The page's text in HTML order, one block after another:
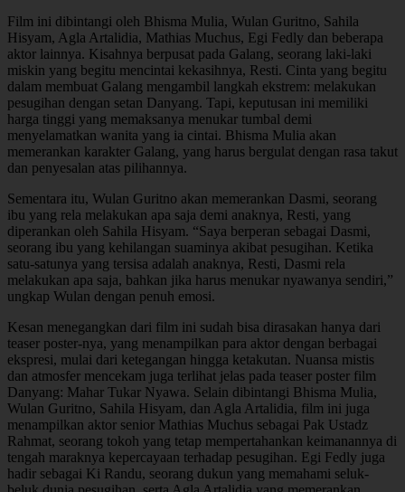
Film ini dibintangi oleh Bhisma Mulia, Wulan Guritno, Sahila
Hisyam, Agla Artalidia, Mathias Muchus, Egi Fedly dan beberapa
aktor lainnya. Kisahnya berpusat pada Galang, seorang laki-laki
miskin yang begitu mencintai kekasihnya, Resti. Cinta yang begitu
dalam membuat Galang mengambil langkah ekstrem: melakukan
pesugihan dengan setan Danyang. Tapi, keputusan ini memiliki
harga tinggi yang memaksanya menukar tumbal demi
menyelamatkan wanita yang ia cintai. Bhisma Mulia akan
memerankan karakter Galang, yang harus bergulat dengan rasa takut
dan penyesalan atas pilihannya.
Sementara itu, Wulan Guritno akan memerankan Dasmi, seorang
ibu yang rela melakukan apa saja demi anaknya, Resti, yang
diperankan oleh Sahila Hisyam. “Saya berperan sebagai Dasmi,
seorang ibu yang kehilangan suaminya akibat pesugihan. Ketika
satu-satunya yang tersisa adalah anaknya, Resti, Dasmi rela
melakukan apa saja, bahkan jika harus menukar nyawanya sendiri,”
ungkap Wulan dengan penuh emosi.
Kesan menegangkan dari film ini sudah bisa dirasakan hanya dari
teaser poster-nya, yang menampilkan para aktor dengan berbagai
ekspresi, mulai dari ketegangan hingga ketakutan. Nuansa mistis
dan atmosfer mencekam juga terlihat jelas pada teaser poster film
Danyang: Mahar Tukar Nyawa. Selain dibintangi Bhisma Mulia,
Wulan Guritno, Sahila Hisyam, dan Agla Artalidia, film ini juga
menampilkan aktor senior Mathias Muchus sebagai Pak Ustadz
Rahmat, seorang tokoh yang tetap mempertahankan keimanannya di
tengah maraknya kepercayaan terhadap pesugihan. Egi Fedly juga
hadir sebagai Ki Randu, seorang dukun yang memahami seluk-